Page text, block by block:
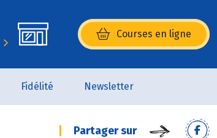
Courses en ligne
(s’ouvre dans une nouvelle
Fidélité Newsletter
Partager sur